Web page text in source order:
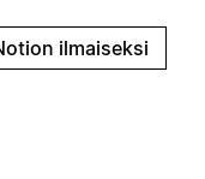
ilmaiseksi